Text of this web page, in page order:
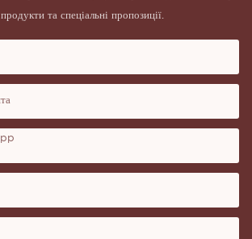
та спеціальні пропозиції.